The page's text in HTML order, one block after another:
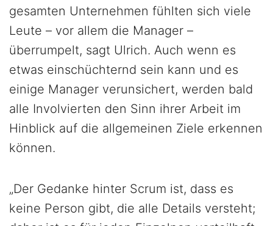
gesamten Unternehmen fühlten sich viele
Leute – vor allem die Manager –
überrumpelt, sagt Ulrich. Auch wenn es
etwas einschüchternd sein kann und es
einige Manager verunsichert, werden bald
alle Involvierten den Sinn ihrer Arbeit im
Hinblick auf die allgemeinen Ziele erkennen
können.
„Der Gedanke hinter Scrum ist, dass es
keine Person gibt, die alle Details versteht;